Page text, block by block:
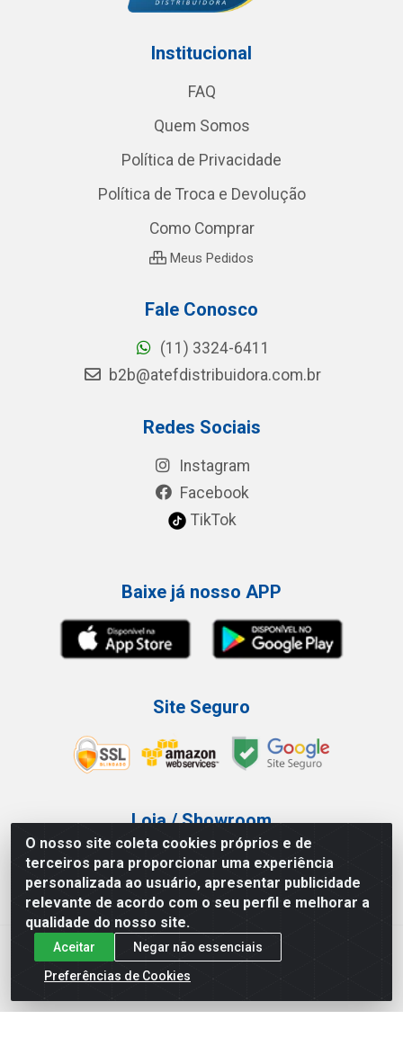
O nosso site coleta cookies próprios e de
terceiros para proporcionar uma experiência
personalizada ao usuário, apresentar publicidade
relevante de acordo com o seu perfil e melhorar a
qualidade do nosso site.
Aceitar
Negar não essenciais
Preferências de Cookies
Institucional
FAQ
Quem Somos
Política de Privacidade
Política de Troca e Devolução
Como Comprar
Meus Pedidos
Fale Conosco
(11) 3324-6411
b2b@atefdistribuidora.com.br
Redes Sociais
Instagram
Facebook
TikTok
Baixe já nosso APP
Site Seguro
Loja / Showroom
Tel.: (11) 3227-0546
Av Vautier, 587/597 - Pari - São Paulo/SP
Atef Distribuidora LTDA - Av. Vautier, 585/597 - Pari - São
Paulo/SP - CEP 03.032-000 - CNPJ 27.717.135/0001-29